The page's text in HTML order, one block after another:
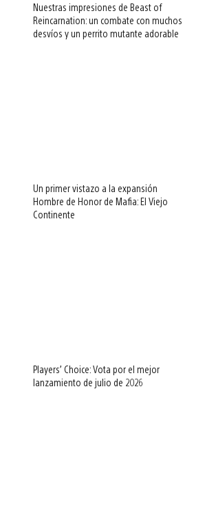
Nuestras impresiones de Beast of
Reincarnation: un combate con muchos
desvíos y un perrito mutante adorable
Un primer vistazo a la expansión
Hombre de Honor de Mafia: El Viejo
Continente
Players’ Choice: Vota por el mejor
lanzamiento de julio de 2026